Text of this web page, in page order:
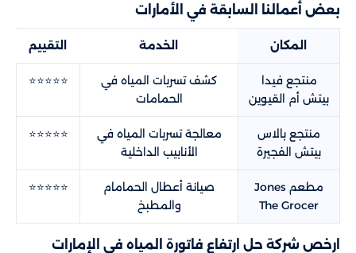
بعض أعمالنا السابقة في الأمارات
المكان الخدمة التقييم
منتجع فيدا
بيتش أم القيوين
كشف تسربات المياه في
الحمامات
⭐⭐⭐⭐⭐
منتجع بالاس
بيتش الفجيرة
معالجة تسربات المياه في
الأنابيب الداخلية
⭐⭐⭐⭐⭐
مطعم Jones
The Grocer
صيانة أعطال الحمامام
والمطبخ
⭐⭐⭐⭐⭐
ارخص شركة حل ارتفاع فاتورة المياه في الإمارات